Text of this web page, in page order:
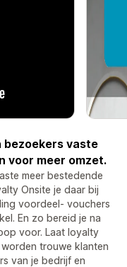
bezoekers vaste
voor meer omzet.
meer bestedende
Onsite je daar bij
voordeel- vouchers
En zo bereid je na
voor. Laat loyalty
trouwe klanten
van je bedrijf en